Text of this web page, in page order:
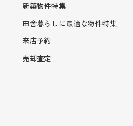
新築物件特集
田舎暮らしに最適な物件特集
来店予約
売却査定